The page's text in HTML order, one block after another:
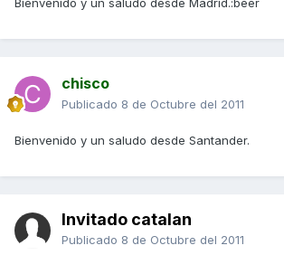
Bienvenido y un saludo desde Madrid.:beer
chisco
Publicado 8 de Octubre del 2011
Bienvenido y un saludo desde Santander.
Invitado catalan
Publicado 8 de Octubre del 2011